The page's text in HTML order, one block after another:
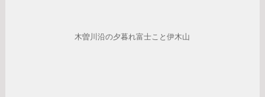
木曽川沿の夕暮れ富士こと伊木山